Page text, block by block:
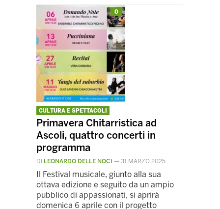
0
CULTURA E SPETTACOLI
Primavera Chitarristica ad
Ascoli, quattro concerti in
programma
DI LEONARDO DELLE NOCI — 31 MARZO 2025
Il Festival musicale, giunto alla sua
ottava edizione e seguito da un ampio
pubblico di appassionati, si aprirà
domenica 6 aprile con il progetto